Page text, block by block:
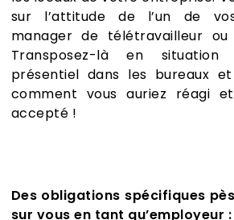
sur l’attitude de l’un de
manager de télétravailleur
Transposez-là en
présentiel dans les bureaux
comment vous auriez réagi
accepté !
Des obligations spécifiques
sur vous en tant qu’employeur :